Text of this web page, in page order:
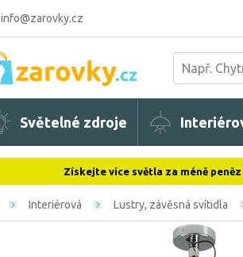
info@zarovky.cz
Světelné zdroje
Získejte více světla za méně peněz
Interiérová Lustry, závěsná svítidla